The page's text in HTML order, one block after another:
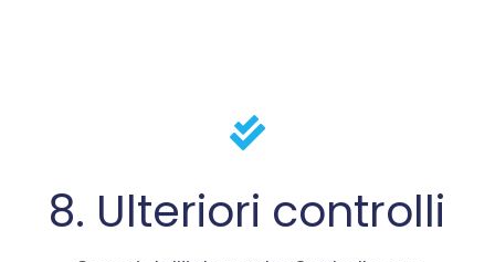
8. Ulteriori controlli